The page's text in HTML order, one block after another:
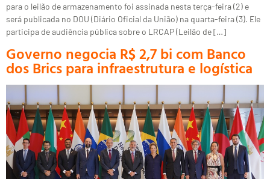
para o leilão de armazenamento foi assinada nesta terça-feira (2) e
será publicada no DOU (Diário Oficial da União) na quarta-feira (3). Ele
participa de audiência pública sobre o LRCAP (Leilão de […]
Governo negocia R$ 2,7 bi com Banco
dos Brics para infraestrutura e logística